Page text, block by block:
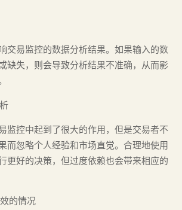
交易监控的数据分析结果。如果输入的数
缺失，则会导致分析结果不准确，从而影
监控中起到了很大的作用，但是交易者不
而忽略个人经验和市场直觉。合理地使用
更好的决策，但过度依赖也会带来相应的
的情况